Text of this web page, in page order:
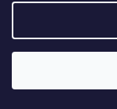
Kontakt
eshop@